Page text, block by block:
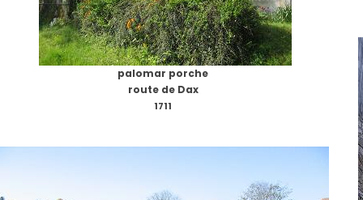
palomar porche
route de Dax
1711